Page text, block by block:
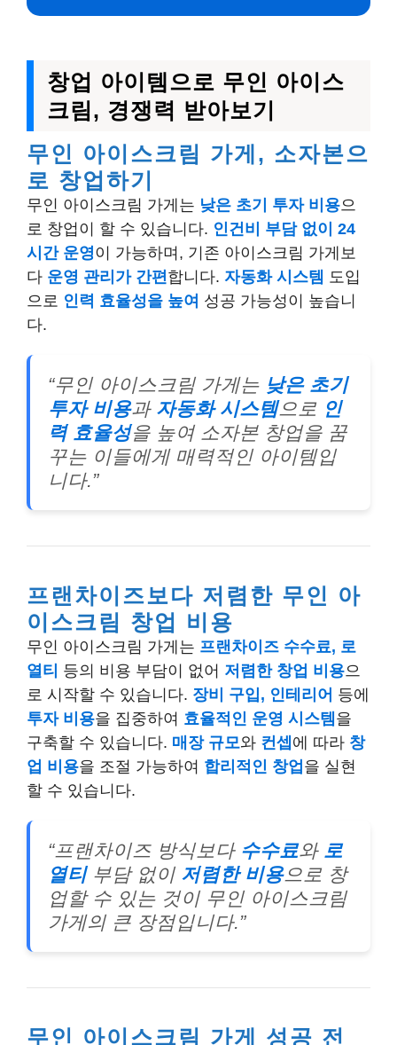
창업 아이템으로 무인 아이스
크림, 경쟁력 받아보기
무인 아이스크림 가게, 소자본으
로 창업하기
무인 아이스크림 가게는 낮은 초기 투자 비용으
로 창업이 할 수 있습니다. 인건비 부담 없이 24
시간 운영이 가능하며, 기존 아이스크림 가게보
다 운영 관리가 간편합니다. 자동화 시스템 도입
으로 인력 효율성을 높여 성공 가능성이 높습니
다.
“무인 아이스크림 가게는 낮은 초기
투자 비용과 자동화 시스템으로 인
력 효율성을 높여 소자본 창업을 꿈
꾸는 이들에게 매력적인 아이템입
니다.”
프랜차이즈보다 저렴한 무인 아
이스크림 창업 비용
무인 아이스크림 가게는 프랜차이즈 수수료, 로
열티 등의 비용 부담이 없어 저렴한 창업 비용으
로 시작할 수 있습니다. 장비 구입, 인테리어 등에
투자 비용을 집중하여 효율적인 운영 시스템 을
구축할 수 있습니다. 매장 규모와 컨셉 에 따라 창
업 비용을 조절 가능하여 합리적인 창업 을 실현
할 수 있습니다.
“프랜차이즈 방식보다 수수료와 로
열티부담 없이 저렴한 비용으로 창
업할 수 있는 것이 무인 아이스크림
가게의 큰 장점입니다.”
무인 아이스크림 가게 성공 전